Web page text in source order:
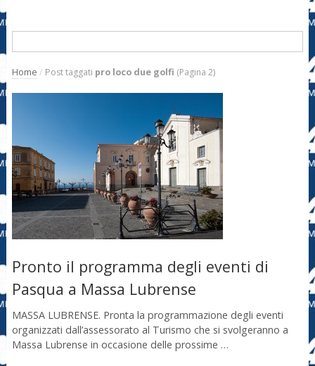
Home / Post taggati pro loco due golfi (Pagina 2)
Pronto il programma degli eventi di
Pasqua a Massa Lubrense
MASSA LUBRENSE. Pronta la programmazione degli eventi
organizzati dall’assessorato al Turismo che si svolgeranno a
Massa Lubrense in occasione delle prossime …